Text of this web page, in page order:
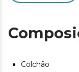
acabamento.
Colchão